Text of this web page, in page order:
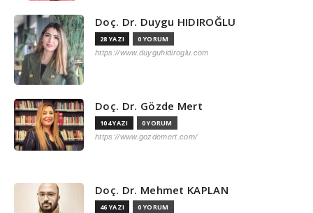
Doç. Dr. Duygu HIDIROĞLU
28 YAZI 0 YORUM
https://www.duyguhidiroglu.com
Doç. Dr. Gözde Mert
104 YAZI 0 YORUM
https://www.gozdemert.com/
Doç. Dr. Mehmet KAPLAN
46 YAZI 0 YORUM